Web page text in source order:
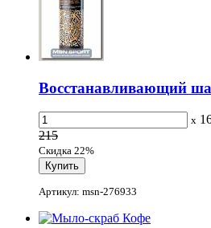
Восстанавливающий
x
215
Скидка 22%
Артикул: msn-276933